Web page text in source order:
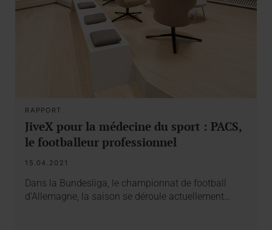
RAPPORT
JiveX pour la médecine du sport : PACS,
le footballeur professionnel
15.04.2021
Dans la Bundesliga, le championnat de football
d’Allemagne, la saison se déroule actuellement…